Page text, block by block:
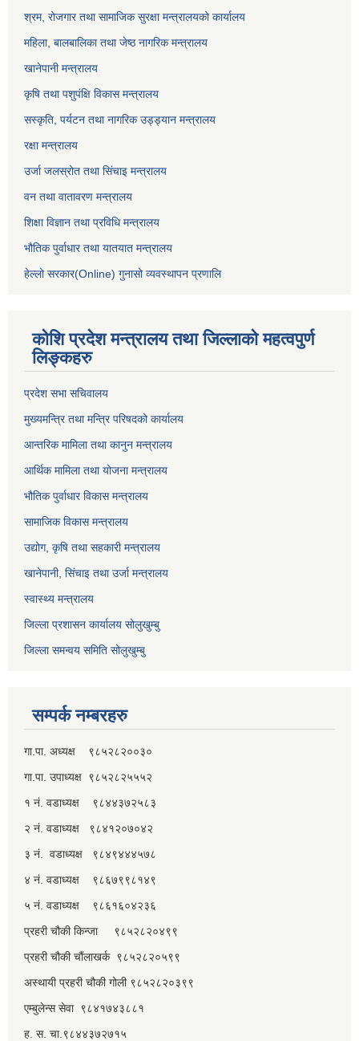
श्रम, रोजगार तथा सामाजिक सुरक्षा मन्त्रालयको कार्यालय
महिला, बालबालिका तथा जेष्ठ नागरिक मन्त्रालय
खानेपानी मन्त्रालय
कृषि तथा पशुपंक्षि विकास मन्त्रालय
सस्कृति, पर्यटन तथा नागरिक उड्ड्यान मन्त्रालय
रक्षा मन्त्रालय
उर्जा जलस्रोत तथा सिंचाइ मन्‍त्रालय
वन तथा वातावरण मन्त्रालय
शिक्षा विज्ञान तथा प्रविधि मन्त्रालय
भौतिक पुर्वाधार तथा यातयात मन्त्रालय
हेल्लो सरकार(Online) गुनासो व्यवस्थापन प्रणालि
कोशि प्रदेश मन्त्रालय तथा जिल्लाको महत्वपुर्ण
लिङ्कहरु
प्रदेश सभा सचिवालय
मुख्यमन्त्रि तथा मन्त्रि परिषदको कार्यालय
आन्तरिक मामिला तथा कानुन मन्त्रालय
आर्थिक मामिला तथा योजना मन्त्रालय
भौतिक पुर्वाधार विकास मन्त्रालय
सामाजिक विकास मन्त्रालय
उद्योग, कृषि तथा सहकारी मन्त्रालय
खानेपानी, सिंचाइ तथा उर्जा मन्त्रालय
स्वास्थ्य मन्त्रालय
जिल्ला प्रशासन कार्यालय सोलुखुम्बु
जिल्ला समन्वय समिति सोलुखुम्बु
सम्पर्क नम्बरहरु
गा.पा. अध्यक्ष ९८५२८२००३०
गा.पा. उपाध्यक्ष ९८५२८२५५५२
१ नं. वडाध्यक्ष ९८४४३७२५८३
२ नं. वडाध्यक्ष ९८४१२०७०४२
३ नं. वडाध्यक्ष ९८४९४४४५७८
४ नं. वडाध्यक्ष ९८६७९९८१४९
५ नं. वडाध्यक्ष ९८६१६०४२३६
प्रहरी चौकी किन्जा ९८५२८२०४९९
प्रहरी चौकी चौंलाखर्क ९८५२८२०५९९
अस्थायी प्रहरी चौकी गोली ९८५२८२०३९९
एम्बुलेन्स सेवा ९८४१७४३८८१
ह. स. चा.९८४४३७२७१५